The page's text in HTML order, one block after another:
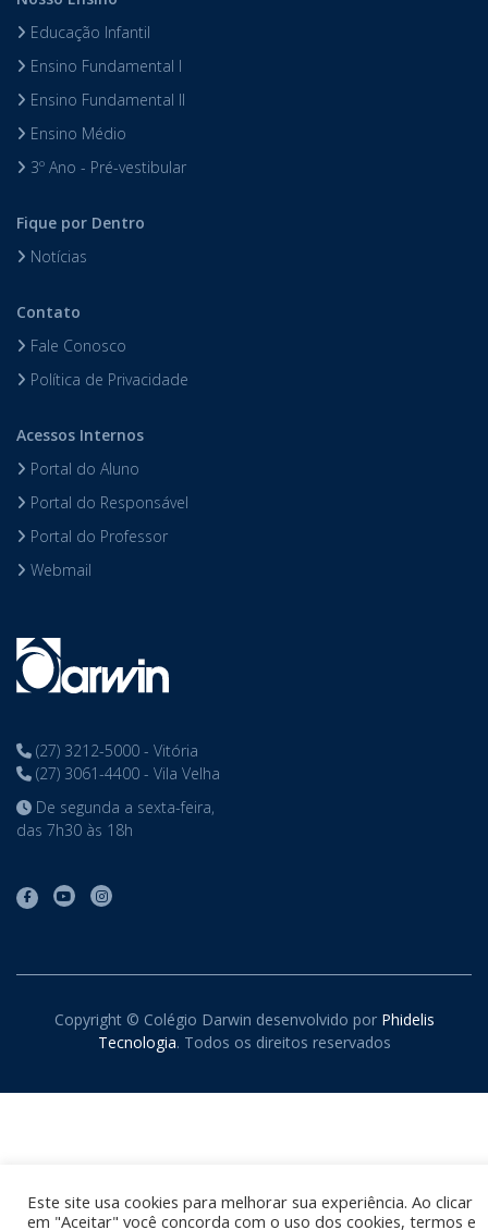
Educação Infantil
Ensino Fundamental I
Ensino Fundamental II
Ensino Médio
3º Ano - Pré-vestibular
Fique por Dentro
Notícias
Contato
Fale Conosco
Política de Privacidade
Acessos Internos
Portal do Aluno
Portal do Responsável
Portal do Professor
Webmail
(27) 3212-5000 - Vitória
(27) 3061-4400 - Vila Velha
De segunda a sexta-feira,
das 7h30 às 18h
Copyright © Colégio Darwin desenvolvido por Phidelis
Tecnologia. Todos os direitos reservados
Este site usa cookies para melhorar sua experiência. Ao clicar
em "Aceitar" você concorda com o uso dos cookies, termos e